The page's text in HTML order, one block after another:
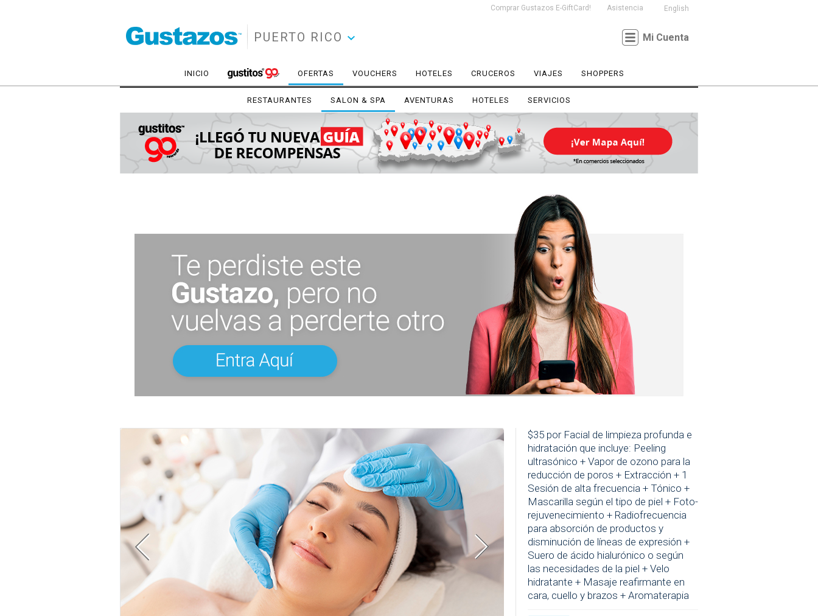
PUERTO RICO
English
Asistencia
Comprar Gustazos E-GiftCard!
Mi Cuenta
INICIO OFERTAS VOUCHERS HOTELES CRUCEROS VIAJES SHOPPERS
RESTAURANTES SALON & SPA AVENTURAS HOTELES SERVICIOS
$35 por Facial de limpieza profunda e
hidratación que incluye: Peeling
ultrasónico + Vapor de ozono para la
reducción de poros + Extracción + 1
Sesión de alta frecuencia + Tónico +
Mascarilla según el tipo de piel + Foto-
rejuvenecimiento + Radiofrecuencia
para absorción de productos y
disminución de líneas de expresión +
Suero de ácido hialurónico o según
las necesidades de la piel + Velo
hidratante + Masaje reafirmante en
cara, cuello y brazos + Aromaterapia